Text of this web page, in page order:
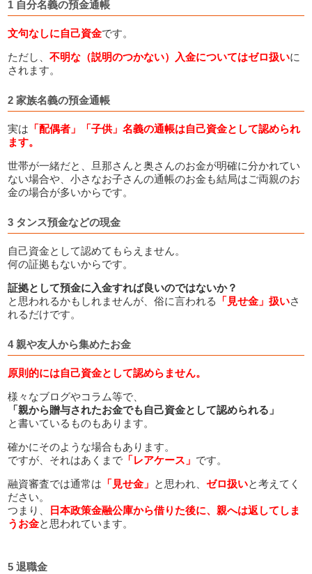
1 自分名義の預金通帳
文句なしに自己資金です。
ただし、不明な（説明のつかない）入金についてはゼロ扱いに
されます。
2 家族名義の預金通帳
実は 「配偶者」「子供」名義の通帳は自己資金として認められ
ます。
世帯が一緒だと、旦那さんと奥さんのお金が明確に分かれてい
ない場合や、小さなお子さんの通帳のお金も結局はご両親のお
金の場合が多いからです。
3 タンス預金などの現金
自己資金として認めてもらえません。
何の証拠もないからです。
証拠として預金に入金すれば良いのではないか？
と思われるかもしれませんが、俗に言われる
「見せ金」扱いさ
れるだけです。
4 親や友人から集めたお金
原則的には自己資金として認めらません。
様々なブログやコラム等で、
「親から贈与されたお金でも自己資金として認められる」
と書いているものもあります。
確かにそのような場合もあります。
ですが、それはあくまで 「レアケース」 です。
融資審査では通常は 「見せ金」 と思われ、ゼロ扱いと考えてく
ださい。
つまり、
日本政策金融公庫から借りた後に、親へは返してしま
うお金と思われています。
5 退職金